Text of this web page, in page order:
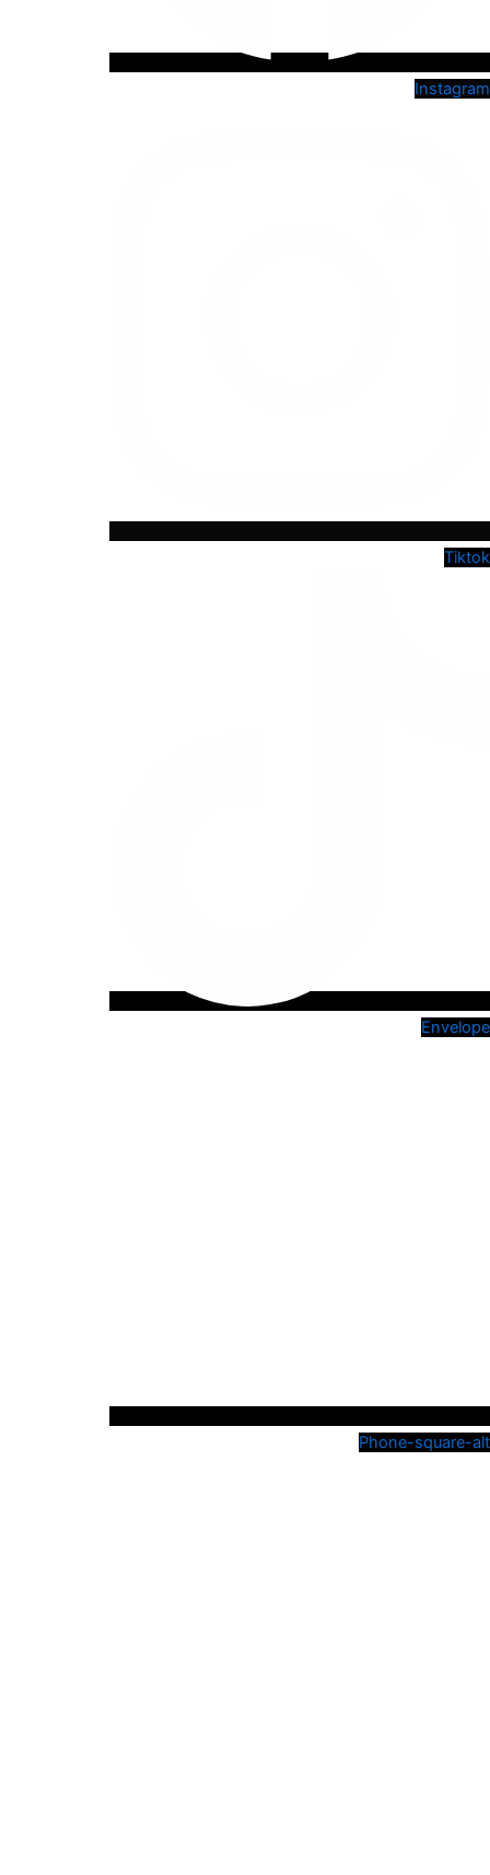
Instagram
Tiktok
Envelope
Phone-square-alt